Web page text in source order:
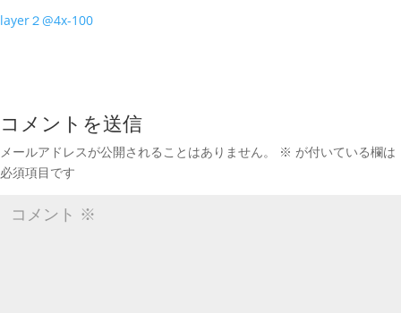
layer２@4x-100
コメントを送信
メールアドレスが公開されることはありません。 ※ が付いている欄は
必須項目です